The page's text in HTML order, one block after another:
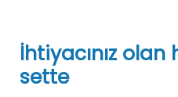
İhtiyacınız
sette